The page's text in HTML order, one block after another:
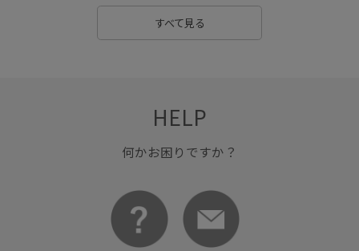
すべて見る
HELP
何かお困りですか？